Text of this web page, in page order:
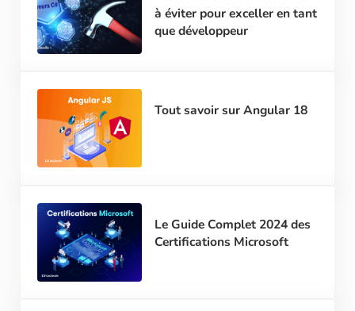
à éviter pour exceller en tant
que développeur
Tout savoir sur Angular 18
Le Guide Complet 2024 des
Certifications Microsoft